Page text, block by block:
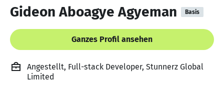
Gideon Aboagye Agyeman Basis
Ganzes Profil ansehen
Angestellt, Full-stack Developer, Stunnerz Global
Limited